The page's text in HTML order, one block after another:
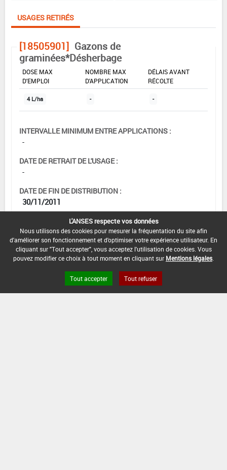
USAGES RETIRÉS
[18505901] Gazons de
graminées*Désherbage
DOSE MAX
D'EMPLOI
NOMBRE MAX
D'APPLICATION
DÉLAIS AVANT
RÉCOLTE
4 L/ha - -
INTERVALLE MINIMUM ENTRE APPLICATIONS :
-
DATE DE RETRAIT DE L'USAGE :
-
DATE DE FIN DE DISTRIBUTION :
30/11/2011
DATE DE FIN D'UTILISATION :
30/11/2012
L'ANSES respecte vos données
Nous utilisons des cookies pour mesurer la fréquentation du site afin
d'améliorer son fonctionnement et d'optimiser votre expérience utilisateur. En
cliquant sur "Tout accepter", vous acceptez l'utilisation de cookies. Vous
pouvez modifier ce choix à tout moment en cliquant sur Mentions légales
Tout accepter Tout refuser